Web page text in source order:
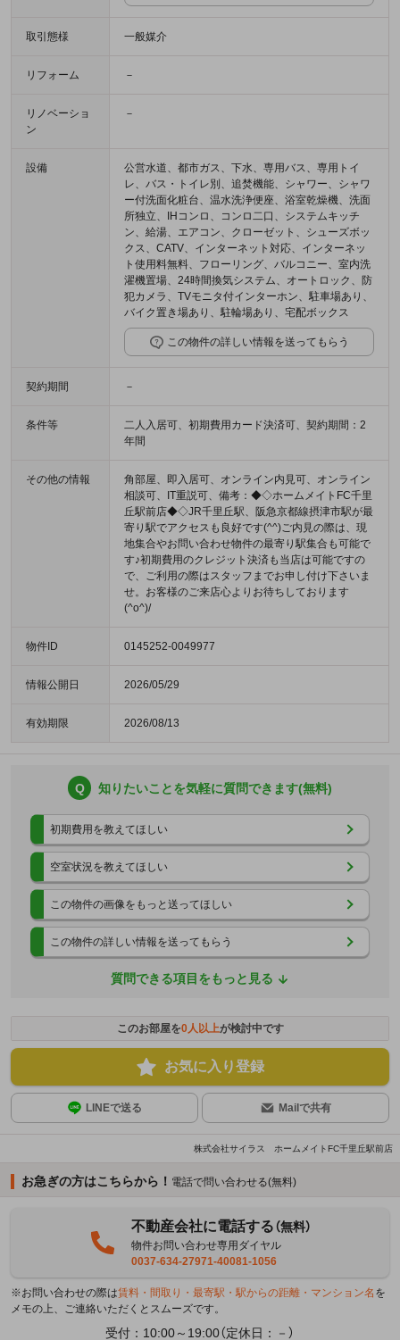
取引態様 一般媒介
リフォーム －
リノベーショ
ン
－
設備
公営水道、都市ガス、下水、専用バス、専用トイ
レ、バス・トイレ別、追焚機能、シャワー、シャワ
ー付洗面化粧台、温水洗浄便座、浴室乾燥機、洗面
所独立、IHコンロ、コンロ二口、システムキッチ
ン、給湯、エアコン、クローゼット、シューズボッ
クス、CATV、インターネット対応、インターネッ
ト使用料無料、フローリング、バルコニー、室内洗
濯機置場、24時間換気システム、オートロック、防
犯カメラ、TVモニタ付インターホン、駐車場あり、
バイク置き場あり、駐輪場あり、宅配ボックス
この物件の詳しい情報を送ってもらう
契約期間 －
条件等
二人入居可、初期費用カード決済可、契約期間：2
年間
その他の情報
角部屋、即入居可、オンライン内見可、オンライン
相談可、IT重説可、備考：◆◇ホームメイトFC千里
丘駅前店◆◇JR千里丘駅、阪急京都線摂津市駅が最
寄り駅でアクセスも良好です(^^)ご内見の際は、現
地集合やお問い合わせ物件の最寄り駅集合も可能で
す♪初期費用のクレジット決済も当店は可能ですの
で、ご利用の際はスタッフまでお申し付け下さいま
せ。お客様のご来店心よりお待ちしております
(^o^)/
物件ID 0145252-0049977
情報公開日 2026/05/29
有効期限 2026/08/13
Q 知りたいことを気軽に質問できます(無料)
初期費用を教えてほしい
空室状況を教えてほしい
この物件の画像をもっと送ってほしい
この物件の詳しい情報を送ってもらう
質問できる項目をもっと見る
このお部屋を0人以上が検討中です
お気に入り登録
LINEで送る Mailで共有
株式会社サイラス ホームメイトFC千里丘駅前店
お急ぎの方はこちらから！ 電話で問い合わせる(無料)
不動産会社に電話する（無料）
物件お問い合わせ専用ダイヤル
0037-634-27971-40081-1056
※お問い合わせの際は賃料・間取り・最寄駅・駅からの距離・マンション名 を
メモの上、ご連絡いただくとスムーズです。
受付：10:00～19:00（定休日：－）